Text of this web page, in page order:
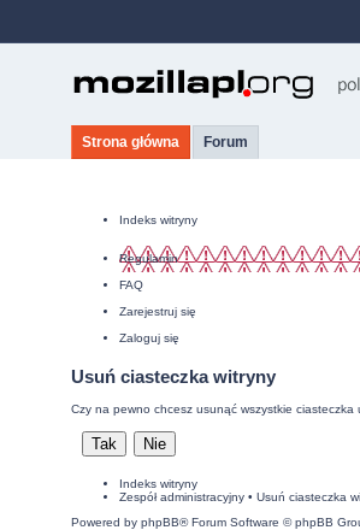
Strona główna Forum
Indeks witryny
Regulamin
FAQ
Zarejestruj się
Zaloguj się
Usuń ciasteczka witryny
Czy na pewno chcesz usunąć wszystkie ciasteczka
Indeks witryny
Zespół administracyjny• Usuń ciasteczka
Powered by phpBB® Forum Software © phpBB